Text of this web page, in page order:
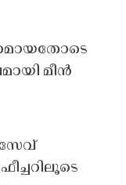
മീൻ
സേവ്